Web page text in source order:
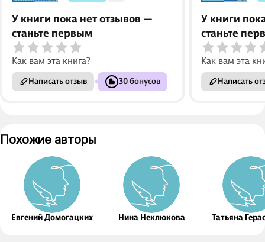
У книги пока нет отзывов —
станьте первым
Как вам эта книга?
Написать отзыв 30 бонусов
У книги
станьте
Как вам эта
Написать
Похожие авторы
Евгений Домогацких Нина Неклюкова Татьяна